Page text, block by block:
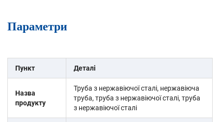
Параметри
Пункт Деталі
Назва
продукту
Труба з нержавіючої сталі, нержавіюча
труба, труба з нержавіючої сталі, труба
з нержавіючої сталі